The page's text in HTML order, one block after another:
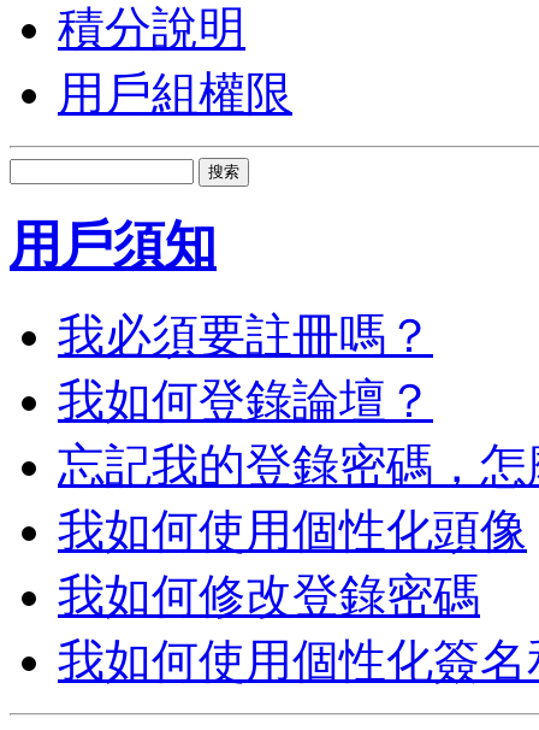
積分說明
用戶組權限
搜索
用戶須知
我必須要註冊嗎？
我如何登錄論壇？
忘記我的登錄密碼，
我如何使用個性化頭像
我如何修改登錄密碼
我如何使用個性化簽